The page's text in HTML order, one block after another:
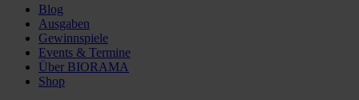
Blog
Ausgaben
Gewinnspiele
Events & Termine
Über BIORAMA
Shop